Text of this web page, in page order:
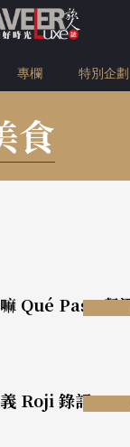
專欄 特別企劃
食
Qué Pasa 餐
Roji 錄記